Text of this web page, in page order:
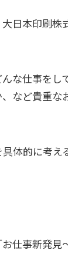
日本印刷株
な仕事をし
など貴重
体的に考え
仕事新発見